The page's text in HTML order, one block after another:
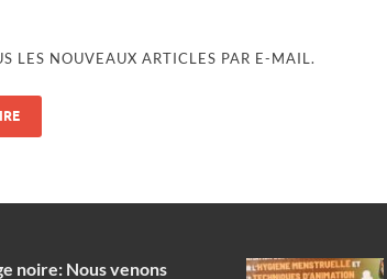
LES NOUVEAUX ARTICLES PAR E-MAIL.
noire: Nous venons